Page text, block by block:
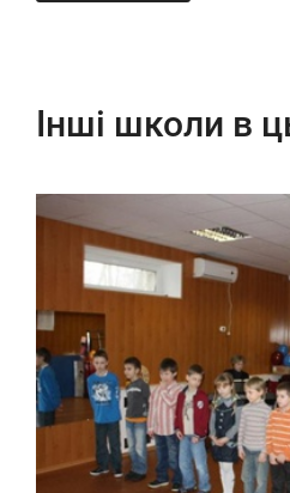
Інші школи в